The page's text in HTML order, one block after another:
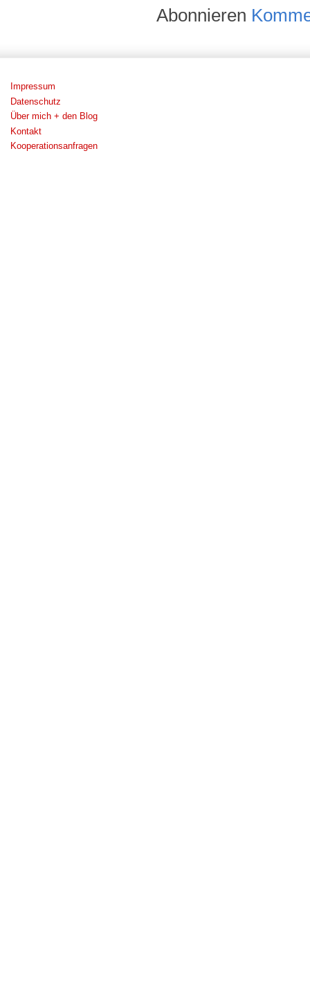
Abonnieren
Impressum
Datenschutz
Über mich + den Blog
Kontakt
Kooperationsanfragen